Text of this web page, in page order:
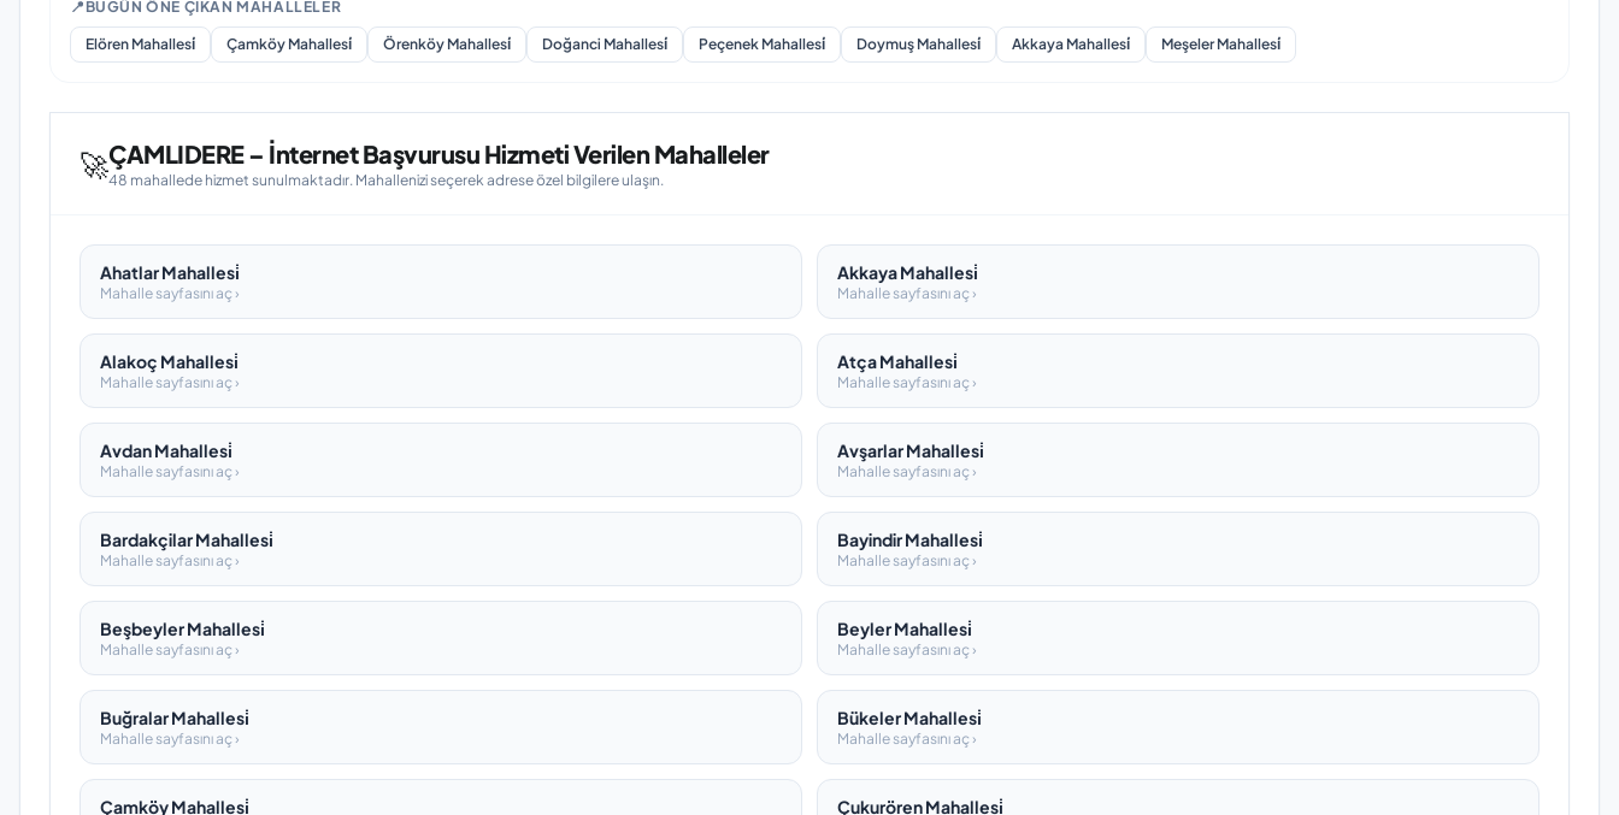
📍 BUGÜN ÖNE ÇIKAN MAHALLELER
Elören Mahallesi̇ Çamköy Mahallesi̇ Örenköy Mahallesi̇ Doğanci Mahallesi̇ Peçenek Mahallesi̇ Doymuş Mahallesi̇ Akkaya Mahallesi̇ Meşeler Mahallesi̇
🚀ÇAMLIDERE – İnternet Başvurusu Hizmeti Verilen Mahalleler
48 mahallede hizmet sunulmaktadır. Mahallenizi seçerek adrese özel bilgilere ulaşın.
Ahatlar Mahallesi̇
Mahalle sayfasını aç ›
Akkaya Mahallesi̇
Mahalle sayfasını aç ›
Alakoç Mahallesi̇
Mahalle sayfasını aç ›
Atça Mahallesi̇
Mahalle sayfasını aç ›
Avdan Mahallesi̇
Mahalle sayfasını aç ›
Avşarlar Mahallesi̇
Mahalle sayfasını aç ›
Bardakçilar Mahallesi̇
Mahalle sayfasını aç ›
Bayindir Mahallesi̇
Mahalle sayfasını aç ›
Beşbeyler Mahallesi̇
Mahalle sayfasını aç ›
Beyler Mahallesi̇
Mahalle sayfasını aç ›
Buğralar Mahallesi̇
Mahalle sayfasını aç ›
Bükeler Mahallesi̇
Mahalle sayfasını aç ›
Çamköy Mahallesi̇ Çukurören Mahallesi̇